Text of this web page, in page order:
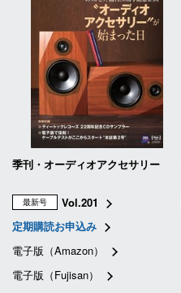
季刊・オーディオアクセサリー
最新号
Vol.201
定期購読お申込み
電子版（Amazon）
電子版（Fujisan）